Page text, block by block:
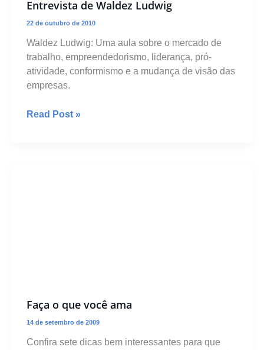
Entrevista de Waldez Ludwig
22 de outubro de 2010
Waldez Ludwig: Uma aula sobre o mercado de
trabalho, empreendedorismo, liderança, pró-
atividade, conformismo e a mudança de visão das
empresas.
Entrevista
Read Post »
Faça o que você ama
14 de setembro de 2009
Confira sete dicas bem interessantes para que